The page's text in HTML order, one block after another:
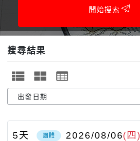
開始搜索
搜尋結果
團體 2026/08/06(四)
5天